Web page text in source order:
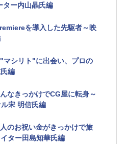
ター内山晶氏編
を導入した先駆者～映
シリト"に出会い、プロの
編
なきっかけでCG屋に転身～
宋 明信氏編
のお祝い金がきっかけで旅
ター田島知華氏編